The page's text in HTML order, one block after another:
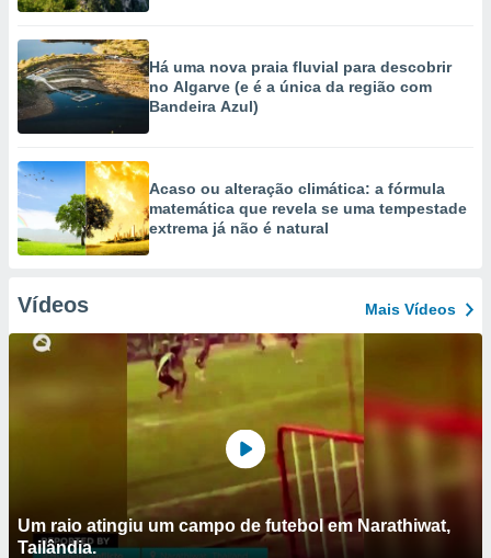
Há uma nova praia fluvial para descobrir
no Algarve (e é a única da região com
Bandeira Azul)
Acaso ou alteração climática: a fórmula
matemática que revela se uma tempestade
extrema já não é natural
Vídeos Mais Vídeos
Um raio atingiu um campo de futebol em Narathiwat,
Tailândia.